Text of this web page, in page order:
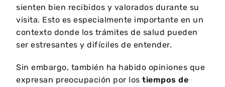
sienten bien recibidos y valorados durante su
visita. Esto es especialmente importante en un
contexto donde los trámites de salud pueden
ser estresantes y difíciles de entender.
Sin embargo, también ha habido opiniones que
expresan preocupación por los tiempos de